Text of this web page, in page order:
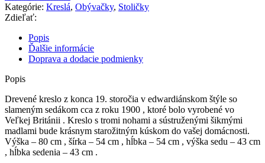
drevené
z
1900
Kategórie: Kreslá, Obývačky, Stoličky
Zdieľať:
Popis
Ďalšie informácie
Doprava a dodacie podmienky
Popis
Drevené kreslo z konca 19. storočia v edwardiánskom štýle so
slameným sedákom cca z roku 1900 , ktoré bolo vyrobené vo
Veľkej Británii . Kreslo s tromi nohami a sústruženými šikmými
madlami bude krásnym starožitným kúskom do vašej domácnosti.
Výška – 80 cm , šírka – 54 cm , hĺbka – 54 cm , výška sedu – 43 cm
, hĺbka sedenia – 43 cm .